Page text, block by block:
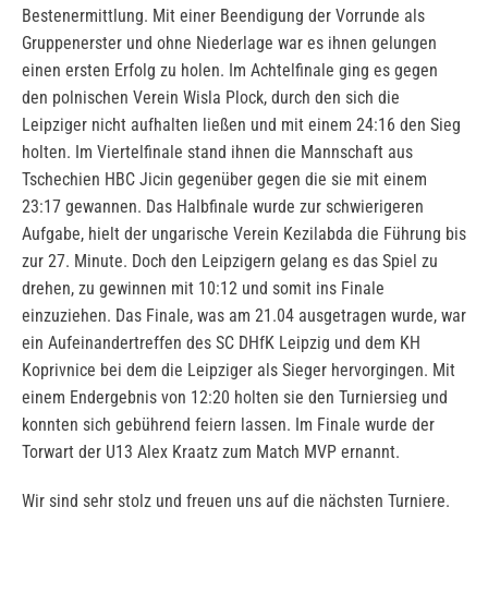
Bestenermittlung. Mit einer Beendigung der Vorrunde als
Gruppenerster und ohne Niederlage war es ihnen gelungen
einen ersten Erfolg zu holen. Im Achtelfinale ging es gegen
den polnischen Verein Wisla Plock, durch den sich die
Leipziger nicht aufhalten ließen und mit einem 24:16 den Sieg
holten. Im Viertelfinale stand ihnen die Mannschaft aus
Tschechien HBC Jicin gegenüber gegen die sie mit einem
23:17 gewannen. Das Halbfinale wurde zur schwierigeren
Aufgabe, hielt der ungarische Verein Kezilabda die Führung bis
zur 27. Minute. Doch den Leipzigern gelang es das Spiel zu
drehen, zu gewinnen mit 10:12 und somit ins Finale
einzuziehen. Das Finale, was am 21.04 ausgetragen wurde, war
ein Aufeinandertreffen des SC DHfK Leipzig und dem KH
Koprivnice bei dem die Leipziger als Sieger hervorgingen. Mit
einem Endergebnis von 12:20 holten sie den Turniersieg und
konnten sich gebührend feiern lassen. Im Finale wurde der
Torwart der U13 Alex Kraatz zum Match MVP ernannt.
Wir sind sehr stolz und freuen uns auf die nächsten Turniere.